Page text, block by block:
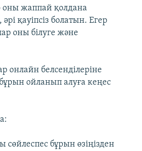
жаппай қолдана
қауіпсіз болатын. Егер
оны білуге және
онлайн белсенділеріне
бұрын ойланып алуға кеңес
бұрын өзіңізден